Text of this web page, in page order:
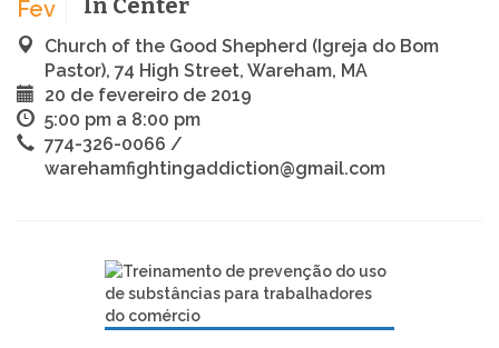
Fev In Center
Church of the Good Shepherd (Igreja do Bom
Pastor), 74 High Street, Wareham, MA
20 de fevereiro de 2019
5:00 pm a 8:00 pm
774-326-0066 /
warehamfightingaddiction@gmail.com